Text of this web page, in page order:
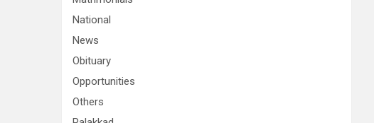
National
News
Obituary
Opportunities
Others